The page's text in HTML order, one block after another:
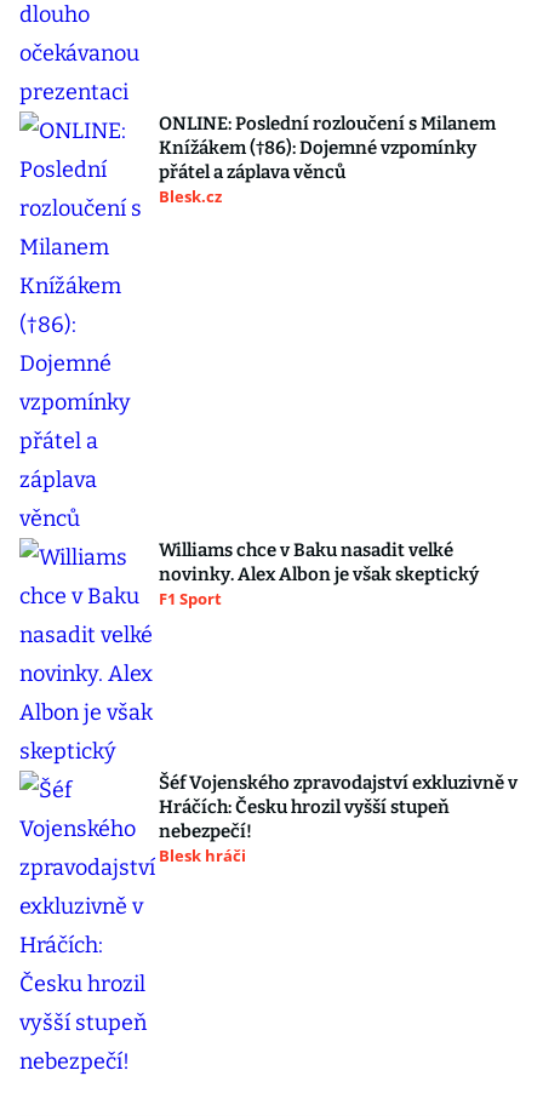
ONLINE: Poslední rozloučení s Milanem
Knížákem (†86): Dojemné vzpomínky
přátel a záplava věnců
Blesk.cz
Williams chce v Baku nasadit velké
novinky. Alex Albon je však skeptický
F1 Sport
Šéf Vojenského zpravodajství exkluzivně v
Hráčích: Česku hrozil vyšší stupeň
nebezpečí!
Blesk hráči